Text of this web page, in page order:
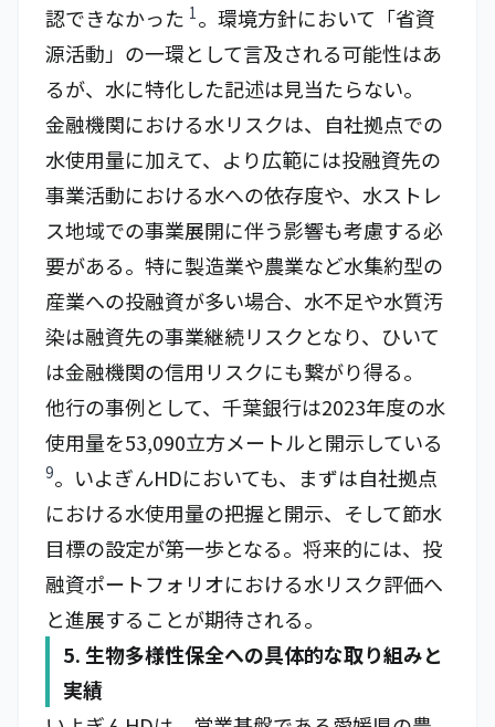
認できなかった 1。環境方針において「省資
源活動」の一環として言及される可能性はあ
るが、水に特化した記述は見当たらない。
金融機関における水リスクは、自社拠点での
水使用量に加えて、より広範には投融資先の
事業活動における水への依存度や、水ストレ
ス地域での事業展開に伴う影響も考慮する必
要がある。特に製造業や農業など水集約型の
産業への投融資が多い場合、水不足や水質汚
染は融資先の事業継続リスクとなり、ひいて
は金融機関の信用リスクにも繋がり得る。
他行の事例として、千葉銀行は2023年度の水
使用量を53,090立方メートルと開示している
9。いよぎんHDにおいても、まずは自社拠点
における水使用量の把握と開示、そして節水
目標の設定が第一歩となる。将来的には、投
融資ポートフォリオにおける水リスク評価へ
と進展することが期待される。
5. 生物多様性保全への具体的な取り組みと
実績